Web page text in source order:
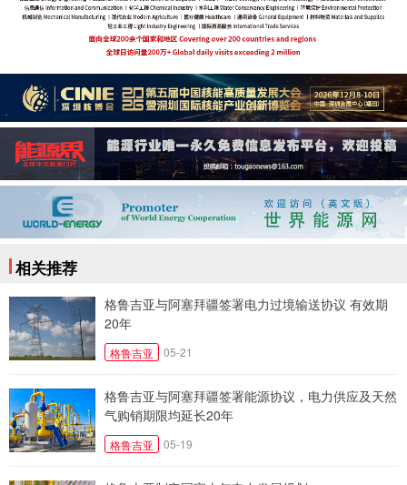
相关推荐
格鲁吉亚与阿塞拜疆签署电力过境输送协议 有效期
20年
格鲁吉亚 05-21
格鲁吉亚与阿塞拜疆签署能源协议，电力供应及天然
气购销期限均延长20年
格鲁吉亚 05-19